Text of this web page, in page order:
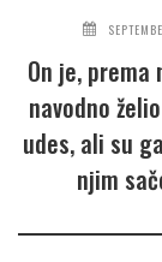
On je, prema
navodno
udes, ali su
njim